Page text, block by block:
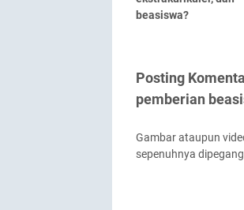
beasiswa?
Posting
pemberian
Gambar ataupun
sepenuhnya